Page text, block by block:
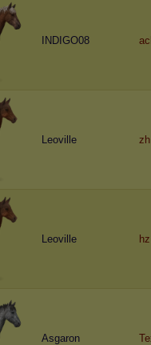
INDIGO08
Leoville zh
Leoville hz
Asgaron